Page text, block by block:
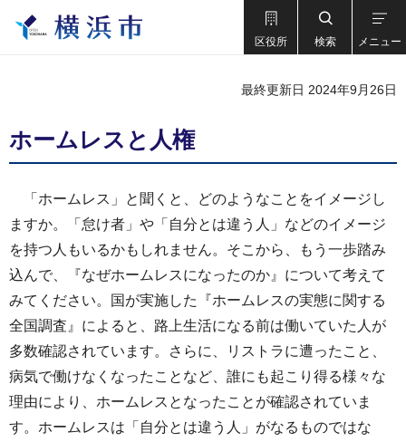
区役所 検索 メニュー
最終更新日 2024年9月26日
ホームレスと人権
「ホームレス」と聞くと、どのようなことをイメージし
ますか。「怠け者」や「自分とは違う人」などのイメージ
を持つ人もいるかもしれません。そこから、もう一歩踏み
込んで、『なぜホームレスになったのか』について考えて
みてください。国が実施した『ホームレスの実態に関する
全国調査』によると、路上生活になる前は働いていた人が
多数確認されています。さらに、リストラに遭ったこと、
病気で働けなくなったことなど、誰にも起こり得る様々な
理由により、ホームレスとなったことが確認されていま
す。ホームレスは「自分とは違う人」がなるものではな